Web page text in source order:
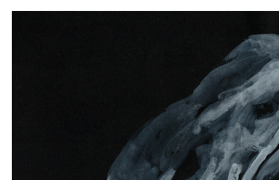
DESSIN MODÈL·ES